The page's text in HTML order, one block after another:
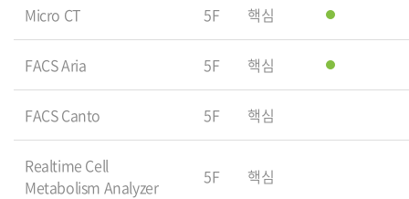
Micro CT 5F 핵심
FACS Aria 5F 핵심
FACS Canto 5F 핵심
Realtime Cell
Metabolism Analyzer
5F 핵심